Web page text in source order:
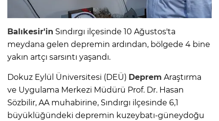
Balıkesir'in Sındırgı ilçesinde 10 Ağustos'ta
meydana gelen depremin ardından, bölgede 4 bine
yakın artçı sarsıntı yaşandı.
Dokuz Eylül Üniversitesi (DEÜ) Deprem Araştırma
ve Uygulama Merkezi Müdürü Prof. Dr. Hasan
Sözbilir, AA muhabirine, Sındırgı ilçesinde 6,1
büyüklüğündeki depremin kuzeybatı-güneydoğu